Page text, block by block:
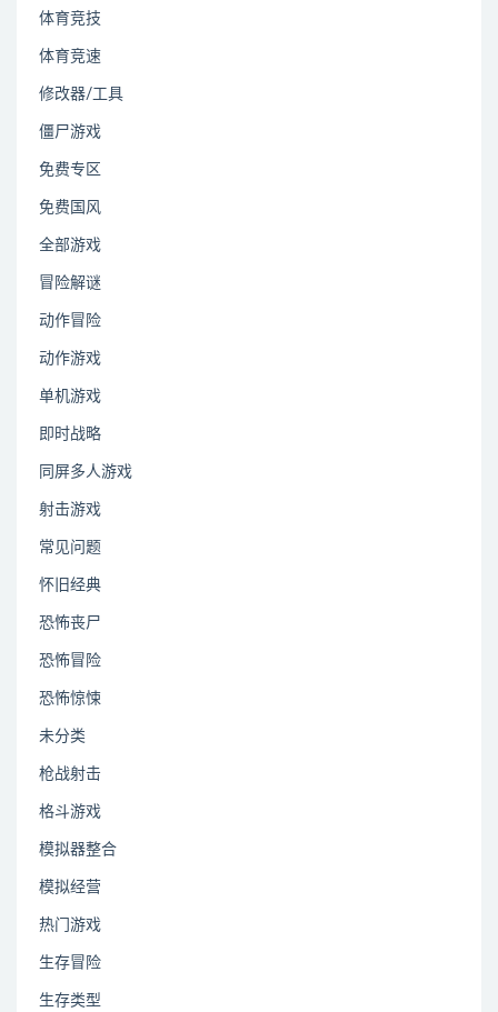
体育竞技
体育竞速
修改器/工具
僵尸游戏
免费专区
免费国风
全部游戏
冒险解谜
动作冒险
动作游戏
单机游戏
即时战略
同屏多人游戏
射击游戏
常见问题
怀旧经典
恐怖丧尸
恐怖冒险
恐怖惊悚
未分类
枪战射击
格斗游戏
模拟器整合
模拟经营
热门游戏
生存冒险
生存类型